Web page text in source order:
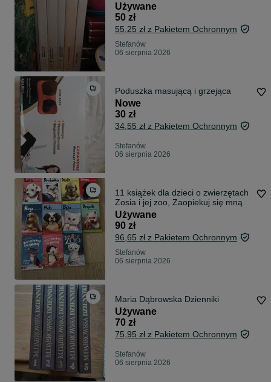
Używane
50 zł
55,25 zł z Pakietem Ochronnym
Stefanów
06 sierpnia 2026
Poduszka masującą i grzejąca
Nowe
30 zł
34,55 zł z Pakietem Ochronnym
Stefanów
06 sierpnia 2026
11 książek dla dzieci o zwierzętach
Zosia i jej zoo, Zaopiekuj się mną
Używane
90 zł
96,65 zł z Pakietem Ochronnym
Stefanów
06 sierpnia 2026
Maria Dąbrowska Dzienniki
Używane
70 zł
75,95 zł z Pakietem Ochronnym
Stefanów
06 sierpnia 2026